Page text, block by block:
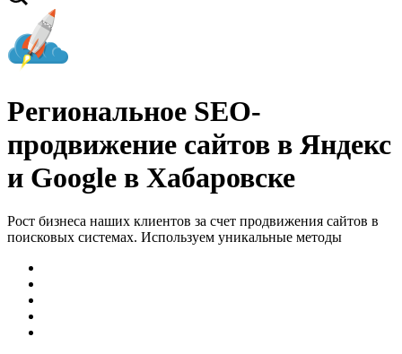
Региональное SEO-
продвижение сайтов в Яндекс
и Google в Хабаровске
Рост бизнеса наших клиентов за счет продвижения сайтов в
поисковых системах. Используем уникальные методы